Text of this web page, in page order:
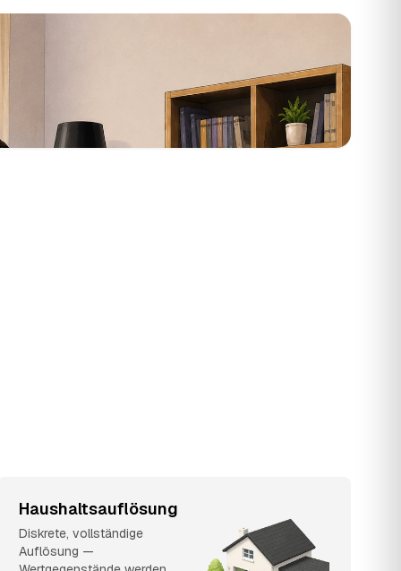
Haushaltsauflösung
Diskrete, vollständige
Auflösung —